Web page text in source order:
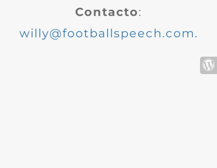
Contacto:
willy@footballspeech.com.